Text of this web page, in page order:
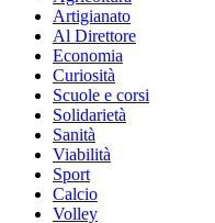
Artigianato
Al Direttore
Economia
Curiosità
Scuole e corsi
Solidarietà
Sanità
Viabilità
Sport
Calcio
Volley